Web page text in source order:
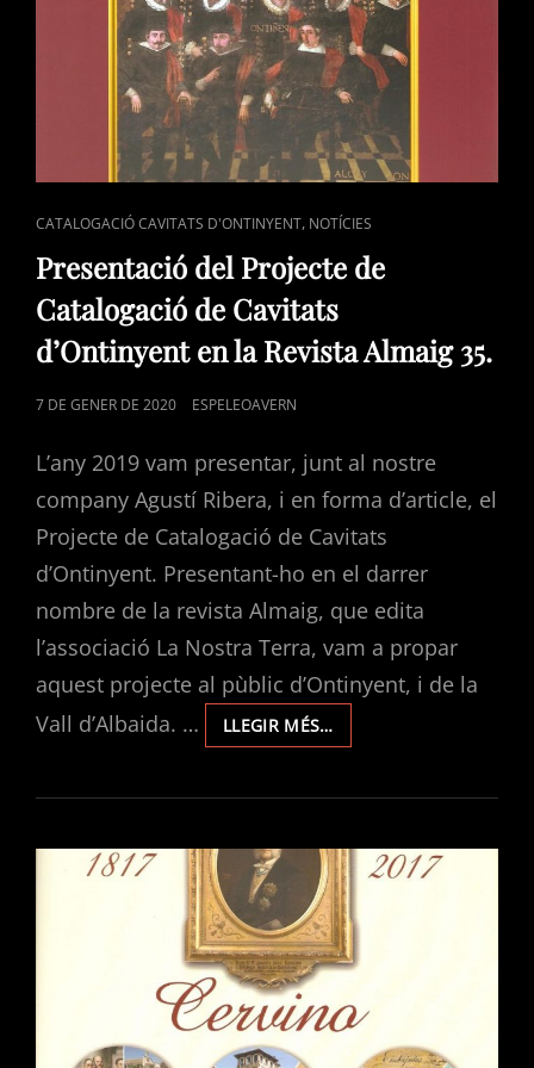
EN
LA
REVISTA
ALMAIG
36.
CAT
LINKS
CATALOGACIÓ CAVITATS D'ONTINYENT, NOTÍCIES
Presentació del Projecte de
Catalogació de Cavitats
d’Ontinyent en la Revista Almaig 35.
POSTED
7 DE GENER DE 2020 ESPELEOAVERN
L’any 2019 vam presentar, junt al nostre
company Agustí Ribera, i en forma d’article, el
Projecte de Catalogació de Cavitats
d’Ontinyent. Presentant-ho en el darrer
nombre de la revista Almaig, que edita
l’associació La Nostra Terra, vam a propar
aquest projecte al pùblic d’Ontinyent, i de la
Vall d’Albaida. …
LLEGIR MÉS…
DEL
DE
DE
CAVITATS
D’ONTINYENT
EN
LA
REVISTA
35.